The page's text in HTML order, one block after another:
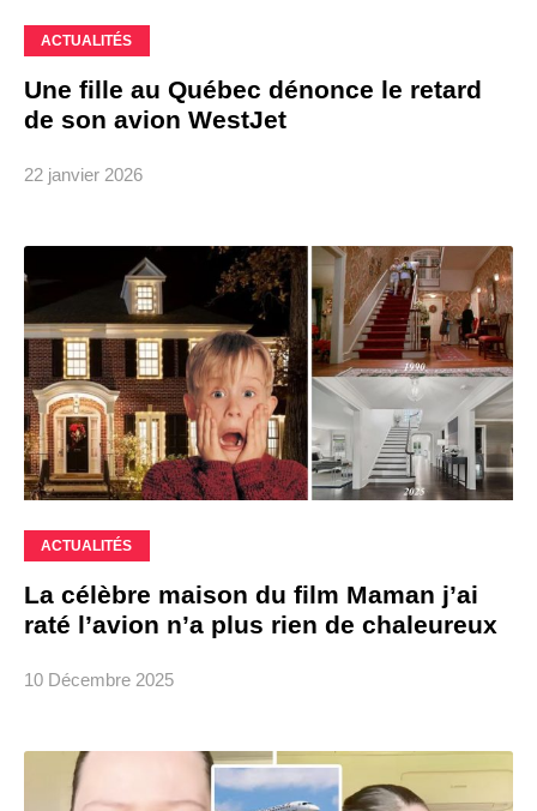
ACTUALITÉS
Une fille au Québec dénonce le retard
de son avion WestJet
22 janvier 2026
ACTUALITÉS
La célèbre maison du film Maman j’ai
raté l’avion n’a plus rien de chaleureux
10 Décembre 2025